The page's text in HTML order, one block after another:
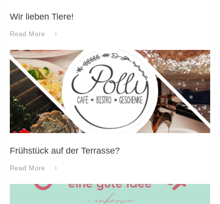
Wir lieben Tiere!
Read More
Frühstück auf der Terrasse?
Read More